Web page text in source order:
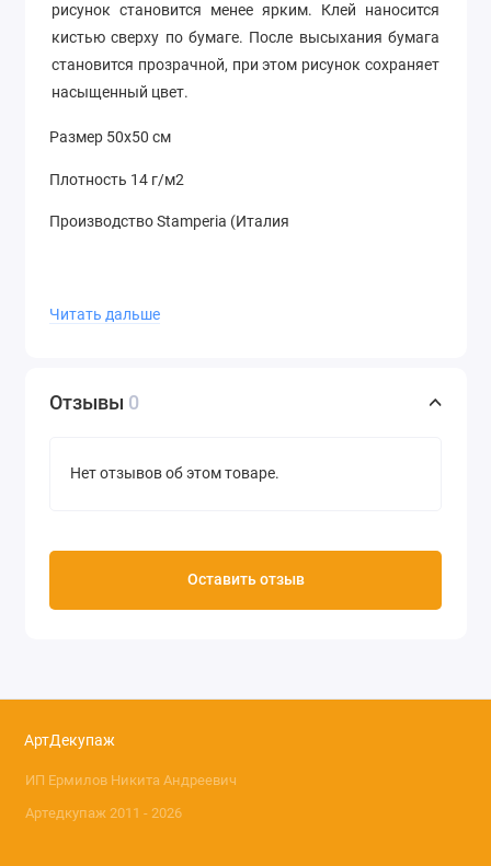
рисунок становится менее ярким. Клей наносится
кистью сверху по бумаге. После высыхания бумага
становится прозрачной, при этом рисунок сохраняет
насыщенный цвет.
Размер 50х50 см
Плотность 14 г/м2
Производство Stamperia (Италия
Читать дальше
Отзывы 0
Нет отзывов об этом товаре.
Оставить отзыв
АртДекупаж
ИП Ермилов Никита Андреевич
Артедкупаж 2011 - 2026